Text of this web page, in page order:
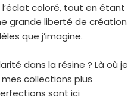
coloré, tout en étant
grande liberté de création
que j’imagine.
dans la résine ? Là où je
collections plus
sont ici